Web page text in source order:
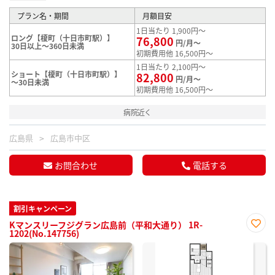
プラン名・期間 月額目安
ロング【榎町（十日市町駅）】
30日以上～360日未満
1日当たり 1,900円～
76,800 円/月～
初期費用他 16,500円～
ショート【榎町（十日市町駅）】
～30日未満
1日当たり 2,100円～
82,800 円/月～
初期費用他 16,500円～
病院近く
広島県 広島市中区
お問合わせ 電話する
割引キャンペーン
Kマンスリーフジグラン広島前（平和大通り） 1R-
1202(No.147756)
に入